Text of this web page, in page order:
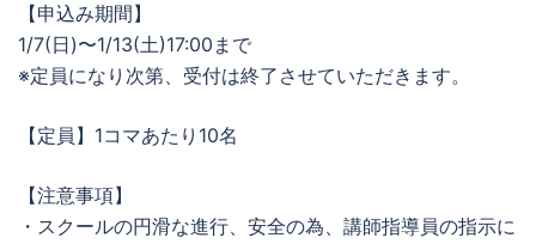
【申込み期間】
1/7(日)〜1/13(土)17:00まで
※定員になり次第、受付は終了させていただきます。
【定員】1コマあたり10名
【注意事項】
・スクールの円滑な進行、安全の為、講師指導員の指示に